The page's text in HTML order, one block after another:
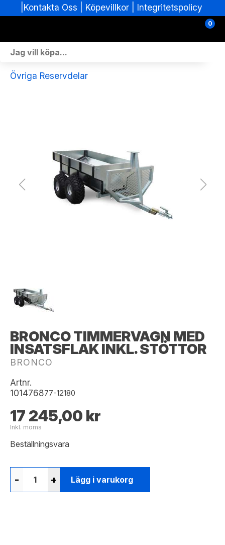
Köpevillkor| Integritetspolicy
0
Fordon i lager
Övriga Reservdelar
BRONCO TIMMERVAGN MED
INSATSFLAK INKL. STÖTTOR
BRONCO
Artnr.
101476877-12180
17 245,00 kr
Inkl. moms
Beställningsvara
- + Lägg i varukorg